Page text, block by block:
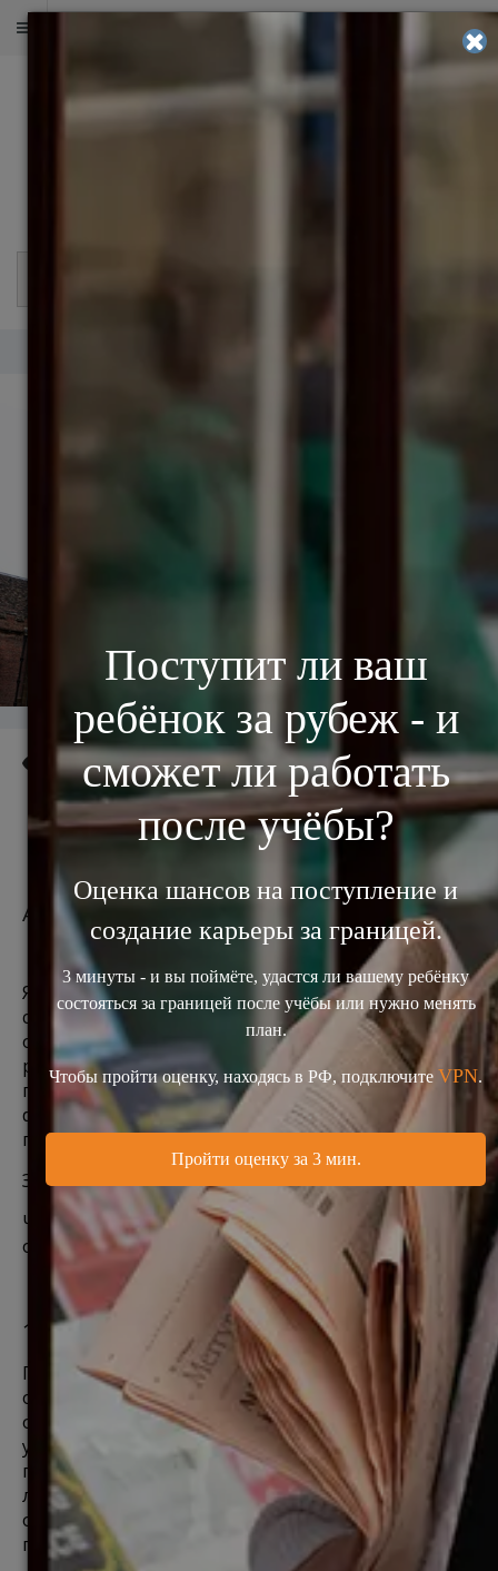
ОЦЕНИТЕ ШАНСЫ НА ПОСТУПЛЕНИЕ
2455
Что я ценю в Англии?
Автор: Яна Драпкина, BSc, MSc, MBA.
Я осталась жить в UK после учебы, перейдя со
студенческой на визу таланта Tier 1. Англия была
одной из нескольких стран, которые я
рассматривала, и оказалась я именно в ней,
поскольку London Business School предлагала 4-й
deadline, что позволяло мне отправить документы
позже.
За более чем 10 лет, Англия стала домом.
Что я особенно ценю в этой стране? И какая
оборотная сторона этих преимуществ?
1. Законность
Перед законом здесь все равны, и правила
общества соблюдаются его гражданами. На
особом положении здесь Король, не
уплачивающий часть налогов. И Верхняя Палата
парламента, состоящая из наследственных
лордов, - пережиток прошлого. Но эти
особенности королевства - исключения,
подтверждающие правило.